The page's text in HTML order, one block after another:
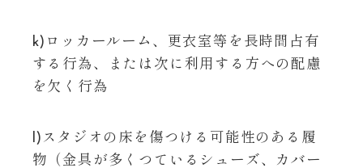
k)ロッカールーム、更衣室等を長時間占有
する行為、または次に利用する方への配慮
を欠く行為
l)スタジオの床を傷つける可能性のある履
物（金具が多くつているシューズ、カバー